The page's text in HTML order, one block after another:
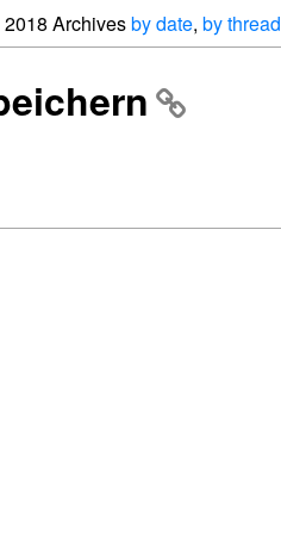
2018 Archivesby date, by thread